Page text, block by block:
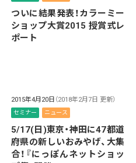
ついに結果発表！カラーミー
ショップ大賞2015 授賞式レ
ポート
2015年4月20日 （2018年2月7日 更新）
セミナー ニュース
5/17(日)東京・神田に47都道
府県の新しいおみやげ、大集
合！『にっぽんネットショッ